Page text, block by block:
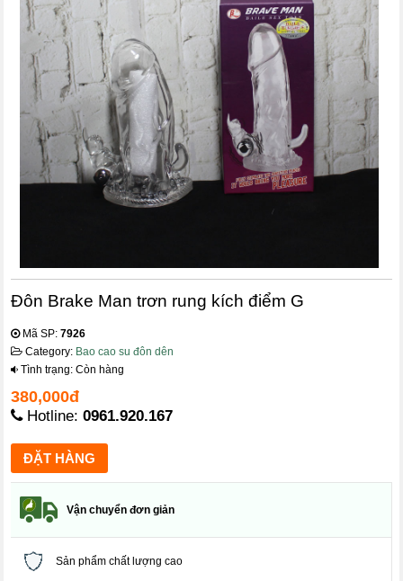
Đôn Brake Man trơn rung kích điểm G
Mã SP:7926
Category: Bao cao su đôn dên
Tình trạng: Còn hàng
380,000đ
Hotline:0961.920.167
Vận chuyển đơn giản
Sản phẩm chất lượng cao